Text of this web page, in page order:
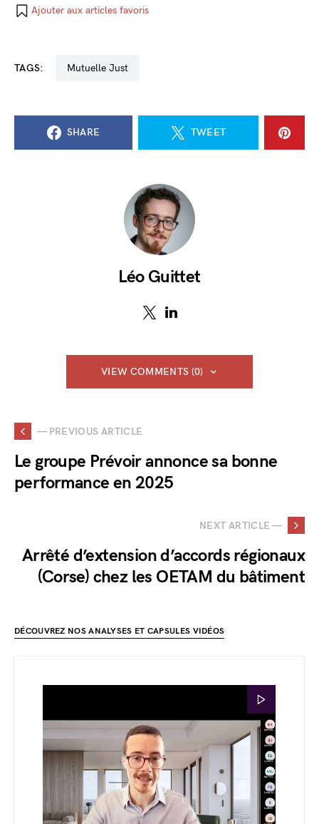
Ajouter aux articles favoris
TAGS: Mutuelle Just
SHARE TWEET
Léo Guittet
VIEW COMMENTS (0)
— PREVIOUS ARTICLE
Le groupe Prévoir annonce sa bonne
performance en 2025
NEXT ARTICLE —
Arrêté d’extension d’accords régionaux
(Corse) chez les OETAM du bâtiment
DÉCOUVREZ NOS ANALYSES ET CAPSULES VIDÉOS